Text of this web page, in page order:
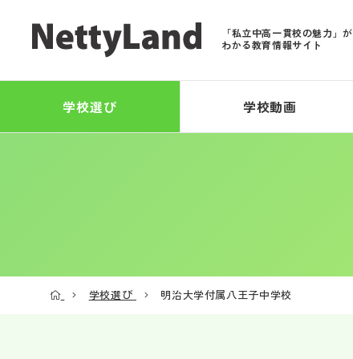
「私立中高一貫校の魅力」が
わかる教育情報サイト
学校選び 学校動画
学校選び 明治大学付属八王子中学校